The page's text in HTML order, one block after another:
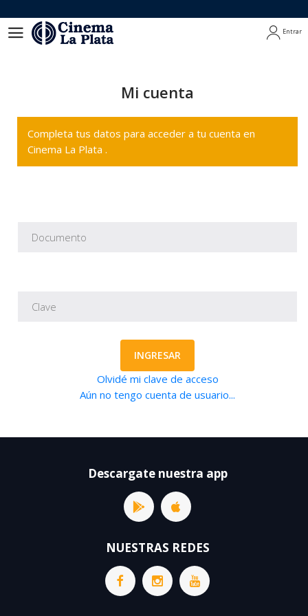
Entrar
Mi cuenta
Completa tus datos para acceder a tu cuenta en
Cinema La Plata .
INGRESAR
Olvidé mi clave de acceso
Aún no tengo cuenta de usuario...
Descargate nuestra app
NUESTRAS REDES